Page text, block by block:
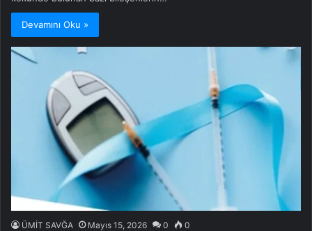
Devamını Oku »
ÜMİT SAVĞA Mayıs 15, 2026 0 0